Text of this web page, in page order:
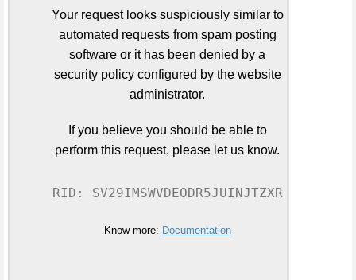
Your request looks suspiciously similar to
automated requests from spam posting
software or it has been denied by a
security policy configured by the website
administrator.
If you believe you should be able to
perform this request, please let us know.
RID: SV29IMSWVDEODR5JUINJTZXR
Know more: Documentation